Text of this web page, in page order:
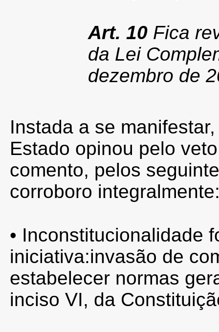
Art. 10 Fica
da Lei
dezembro de
Instada a se
Estado opinou pelo
comento, pelos
corroboro
• Inconstitucionalidade
iniciativa:invasão de
estabelecer normas
inciso VI, da